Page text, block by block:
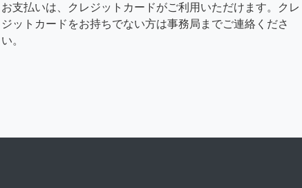
お支払いは、クレジットカードがご利用いただけます。クレ
ジットカードをお持ちでない方は事務局までご連絡くださ
い。